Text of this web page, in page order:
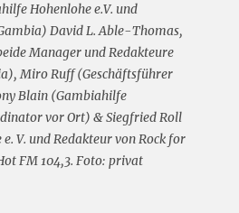
Hohenlohe e.V. und
David L. Able-Thomas,
Manager und Redakteure
Miro Ruff (Geschäftsführer
Blain (Gambiahilfe
vor Ort) & Siegfried Roll
V. und Redakteur von Rock for
FM 104,3. Foto: privat